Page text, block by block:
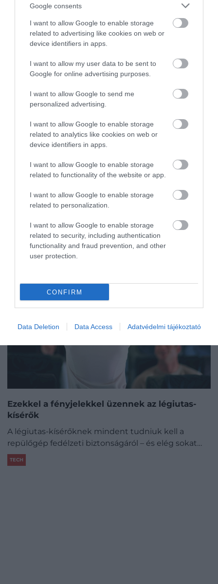
Google consents
I want to allow Google to enable storage
related to advertising like cookies on web or
device identifiers in apps.
I want to allow my user data to be sent to
Google for online advertising purposes.
I want to allow Google to send me
personalized advertising.
I want to allow Google to enable storage
related to analytics like cookies on web or
device identifiers in apps.
I want to allow Google to enable storage
related to functionality of the website or app.
I want to allow Google to enable storage
related to personalization.
I want to allow Google to enable storage
related to security, including authentication
functionality and fraud prevention, and other
user protection.
CONFIRM
Data Deletion Data Access Adatvédelmi tájékoztató
kísérők a falra másznak
A repülés sokszor megterhelő élmény lehet,
különösen akkor, ha késések,
poggyászkeveredések vagy…
DRIVE-TIPP
Ezekkel a fényjelekkel üzennek az légiutas-
kísérők
A légiutas-kísérőknek mindent tudniuk kell a
repülőgép fedélzeti biztonságáról – és elég sokat…
TECH